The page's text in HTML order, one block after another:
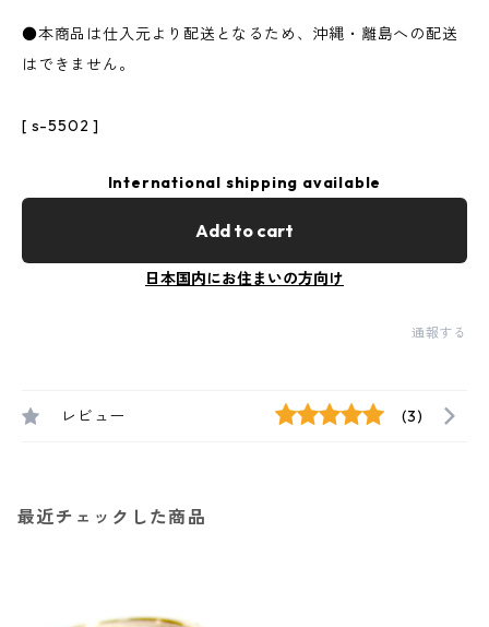
●本商品は仕入元より配送となるため、沖縄・離島への配送
はできません。
[ s-5502 ]
International shipping available
Add to cart
日本国内にお住まいの方向け
通報する
レビュー (3)
最近チェックした商品